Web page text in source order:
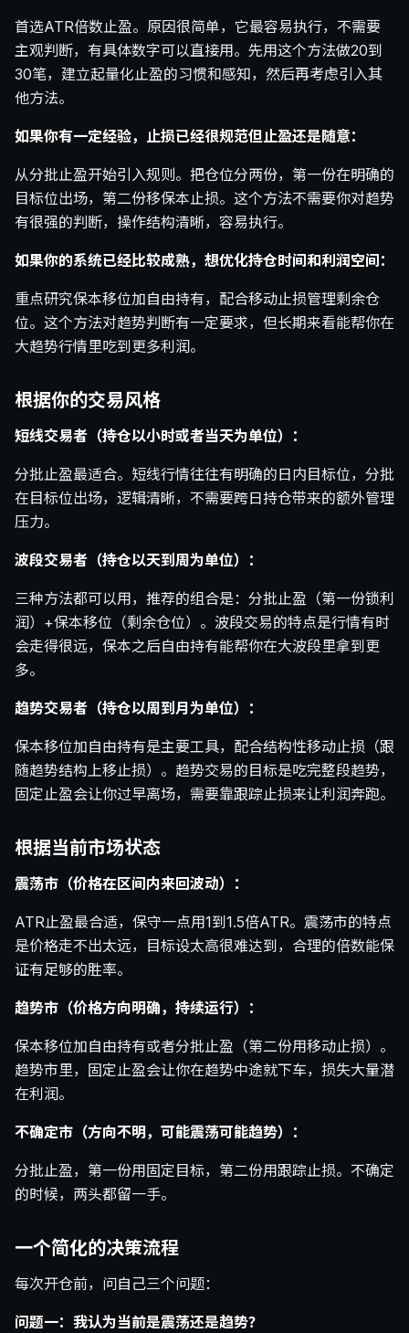
首选ATR倍数止盈。原因很简单，它最容易执行，不需要
主观判断，有具体数字可以直接用。先用这个方法做20到
30笔，建立起量化止盈的习惯和感知，然后再考虑引入其
他方法。
如果你有一定经验，止损已经很规范但止盈还是随意：
从分批止盈开始引入规则。把仓位分两份，第一份在明确的
目标位出场，第二份移保本止损。这个方法不需要你对趋势
有很强的判断，操作结构清晰，容易执行。
如果你的系统已经比较成熟，想优化持仓时间和利润空间：
重点研究保本移位加自由持有，配合移动止损管理剩余仓
位。这个方法对趋势判断有一定要求，但长期来看能帮你在
大趋势行情里吃到更多利润。
根据你的交易风格
短线交易者（持仓以小时或者当天为单位）：
分批止盈最适合。短线行情往往有明确的日内目标位，分批
在目标位出场，逻辑清晰，不需要跨日持仓带来的额外管理
压力。
波段交易者（持仓以天到周为单位）：
三种方法都可以用，推荐的组合是：分批止盈（第一份锁利
润）+保本移位（剩余仓位）。波段交易的特点是行情有时
会走得很远，保本之后自由持有能帮你在大波段里拿到更
多。
趋势交易者（持仓以周到月为单位）：
保本移位加自由持有是主要工具，配合结构性移动止损（跟
随趋势结构上移止损）。趋势交易的目标是吃完整段趋势，
固定止盈会让你过早离场，需要靠跟踪止损来让利润奔跑。
根据当前市场状态
震荡市（价格在区间内来回波动）：
ATR止盈最合适，保守一点用1到1.5倍ATR。震荡市的特点
是价格走不出太远，目标设太高很难达到，合理的倍数能保
证有足够的胜率。
趋势市（价格方向明确，持续运行）：
保本移位加自由持有或者分批止盈（第二份用移动止损）。
趋势市里，固定止盈会让你在趋势中途就下车，损失大量潜
在利润。
不确定市（方向不明，可能震荡可能趋势）：
分批止盈，第一份用固定目标，第二份用跟踪止损。不确定
的时候，两头都留一手。
一个简化的决策流程
每次开仓前，问自己三个问题：
问题一：我认为当前是震荡还是趋势？